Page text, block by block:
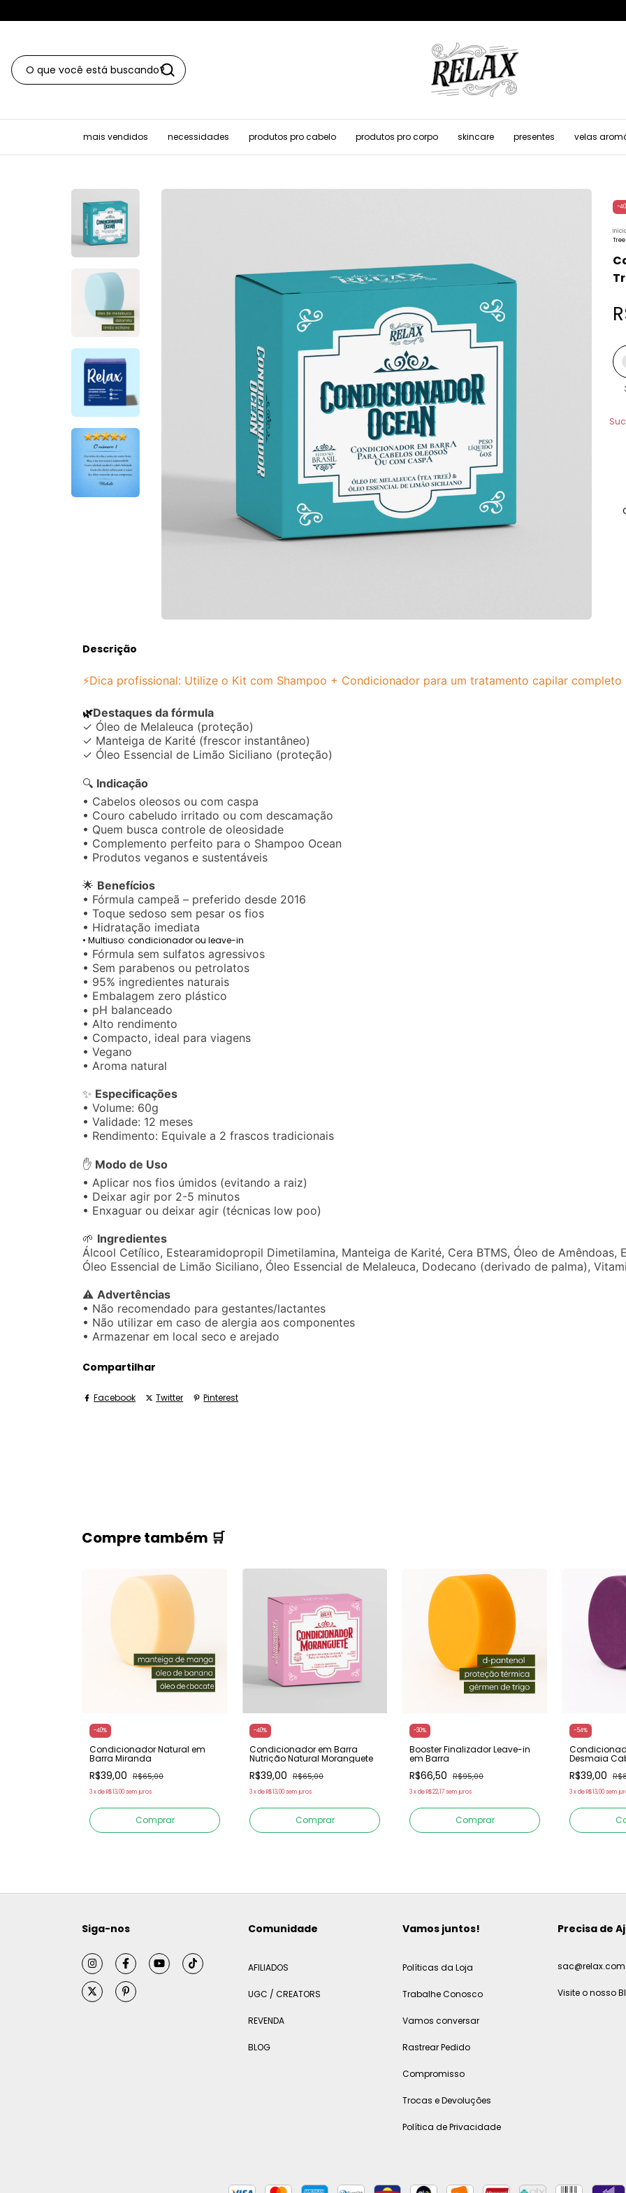
mais vendidos necessidades produtos pro cabelo produtos pro corpo skincare presentes velas
-40
Descrição
⚡Dica profissional: Utilize o Kit com Shampoo + Condicionador para um tratamento capilar completo
🌿Destaques da fórmula
✓ Óleo de Melaleuca (proteção)
✓ Manteiga de Karité (frescor instantâneo)
✓ Óleo Essencial de Limão Siciliano (proteção)
🔍 Indicação
• Cabelos oleosos ou com caspa
• Couro cabeludo irritado ou com descamação
• Quem busca controle de oleosidade
• Complemento perfeito para o Shampoo Ocean
• Produtos veganos e sustentáveis
🌟 Benefícios
• Fórmula campeã – preferido desde 2016
• Toque sedoso sem pesar os fios
• Hidratação imediata
• Multiuso: condicionador ou leave-in
• Fórmula sem sulfatos agressivos
• Sem parabenos ou petrolatos
• 95% ingredientes naturais
• Embalagem zero plástico
• pH balanceado
• Alto rendimento
• Compacto, ideal para viagens
• Vegano
• Aroma natural
✨ Especificações
• Volume: 60g
• Validade: 12 meses
• Rendimento: Equivale a 2 frascos tradicionais
✋ Modo de Uso
• Aplicar nos fios úmidos (evitando a raiz)
• Deixar agir por 2-5 minutos
• Enxaguar ou deixar agir (técnicas low poo)
🌱 Ingredientes
Álcool Cetílico, Estearamidopropil Dimetilamina, Manteiga de Karité, Cera BTMS, Óleo de Amêndoas,
Óleo Essencial de Limão Siciliano, Óleo Essencial de Melaleuca, Dodecano (derivado de palma),
⚠️ Advertências
• Não recomendado para gestantes/lactantes
• Não utilizar em caso de alergia aos componentes
• Armazenar em local seco e arejado
Compartilhar
Facebook Twitter Pinterest
Compre também 🛒
-40%
Condicionador Natural em
Barra Miranda
R$39,00 R$65,00
3xdeR$13,00sem juros
-40%
Condicionador em Barra
Nutrição Natural Moranguete
R$39,00 R$65,00
3xdeR$13,00sem juros
-30%
Booster Finalizador Leave-in
em Barra
R$66,50 R$95,00
3xdeR$22,17sem juros
-54%
Desmaia
R$39,00
3xdeR$13,00sem
Siga-nos Comunidade
AFILIADOS
UGC / CREATORS
REVENDA
BLOG
Vamos juntos!
Políticas da Loja
Trabalhe Conosco
Vamos conversar
Rastrear Pedido
Compromisso
Trocas e Devoluções
Política de Privacidade
Precisa de
Visite o nosso